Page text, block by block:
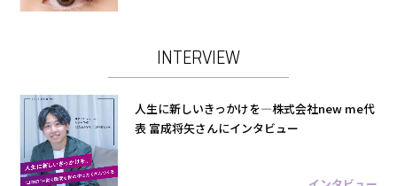
INTERVIEW
人生に新しいきっかけを―株式会社new me代
表 富成将矢さんにインタビュー